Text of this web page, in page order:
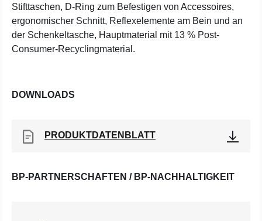
Stifttaschen, D-Ring zum Befestigen von Accessoires,
ergonomischer Schnitt, Reflexelemente am Bein und an
der Schenkeltasche, Hauptmaterial mit 13 % Post-
Consumer-Recyclingmaterial.
DOWNLOADS
PRODUKTDATENBLATT
BP-PARTNERSCHAFTEN / BP-NACHHALTIGKEIT